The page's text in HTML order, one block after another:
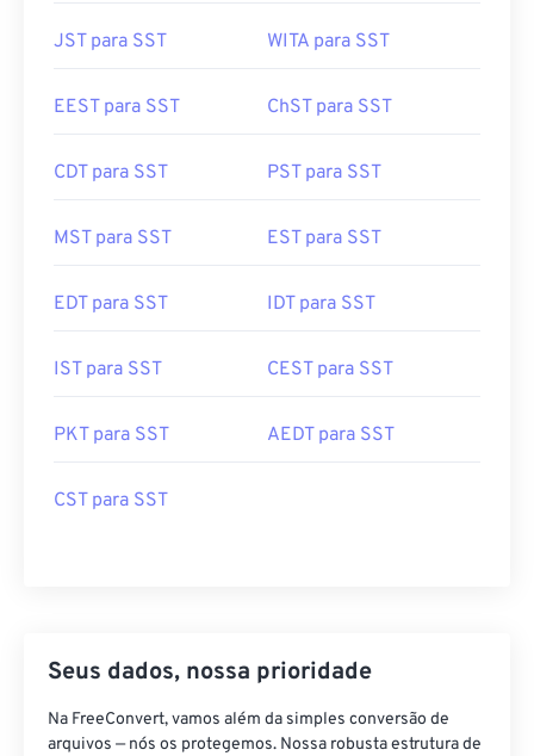
JST para SST WITA para SST
EEST para SST ChST para SST
CDT para SST PST para SST
MST para SST EST para SST
EDT para SST IDT para SST
IST para SST CEST para SST
PKT para SST AEDT para SST
CST para SST
Seus dados, nossa prioridade
Na FreeConvert, vamos além da simples conversão de
arquivos — nós os protegemos. Nossa robusta estrutura de